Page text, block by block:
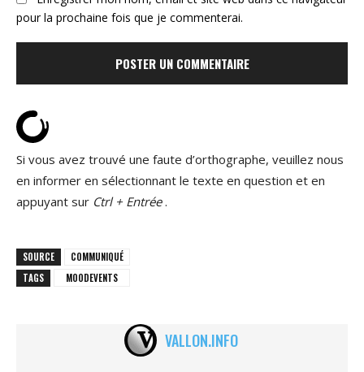
pour la prochaine fois que je commenterai.
Si vous avez trouvé une faute d’orthographe, veuillez nous
en informer en sélectionnant le texte en question et en
appuyant sur Ctrl + Entrée.
SOURCE
COMMUNIQUÉ
TAGS
MOODEVENTS
VALLON.INFO